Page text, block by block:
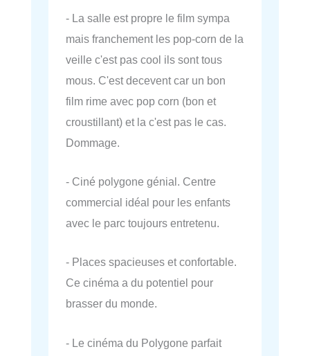
- La salle est propre le film sympa
mais franchement les pop-corn de la
veille c'est pas cool ils sont tous
mous. C'est decevent car un bon
film rime avec pop corn (bon et
croustillant) et la c'est pas le cas.
Dommage.
- Ciné polygone génial. Centre
commercial idéal pour les enfants
avec le parc toujours entretenu.
- Places spacieuses et confortable.
Ce cinéma a du potentiel pour
brasser du monde.
- Le cinéma du Polygone parfait